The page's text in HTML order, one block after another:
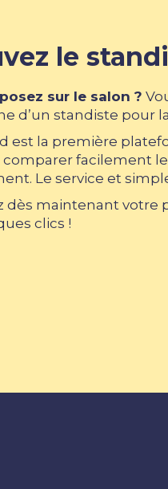
le
sur le salon ?
d’un standiste pour
est la première
comparer facilement
Le service et
dès maintenant votre
clics !